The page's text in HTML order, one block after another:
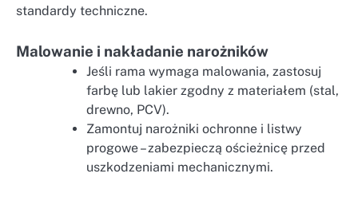
standardy techniczne.
Malowanie i nakładanie narożników
Jeśli rama wymaga malowania, zastosuj
farbę lub lakier zgodny z materiałem (stal,
drewno, PCV).
Zamontuj narożniki ochronne i listwy
progowe – zabezpieczą ościeżnicę przed
uszkodzeniami mechanicznymi.